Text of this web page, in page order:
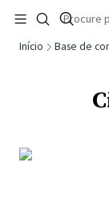
🚚 Portugal
Início Base de